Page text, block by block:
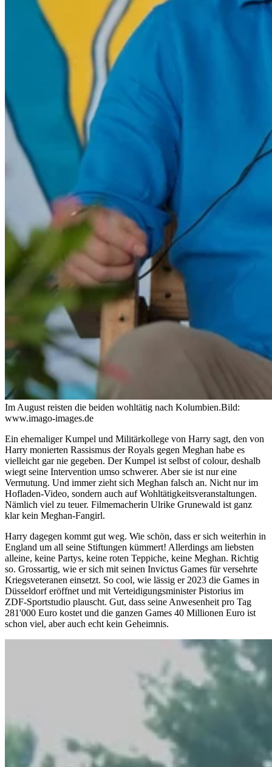
Im August reisten die beiden wohltätig nach Kolumbien.Bild:
www.imago-images.de
Ein ehemaliger Kumpel und Militärkollege von Harry sagt, den von
Harry monierten Rassismus der Royals gegen Meghan habe es
vielleicht gar nie gegeben. Der Kumpel ist selbst of colour, deshalb
wiegt seine Intervention umso schwerer. Aber sie ist nur eine
Vermutung. Und immer zieht sich Meghan falsch an. Nicht nur im
Hofladen-Video, sondern auch auf Wohltätigkeitsveranstaltungen.
Nämlich viel zu teuer. Filmemacherin Ulrike Grunewald ist ganz
klar kein Meghan-Fangirl.
Harry dagegen kommt gut weg. Wie schön, dass er sich weiterhin in
England um all seine Stiftungen kümmert! Allerdings am liebsten
alleine, keine Partys, keine roten Teppiche, keine Meghan. Richtig
so. Grossartig, wie er sich mit seinen Invictus Games für versehrte
Kriegsveteranen einsetzt. So cool, wie lässig er 2023 die Games in
Düsseldorf eröffnet und mit Verteidigungsminister Pistorius im
ZDF-Sportstudio plauscht. Gut, dass seine Anwesenheit pro Tag
281'000 Euro kostet und die ganzen Games 40 Millionen Euro ist
schon viel, aber auch echt kein Geheimnis.